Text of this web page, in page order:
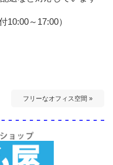
10:00～17:00）
フリーなオフィス空間 »